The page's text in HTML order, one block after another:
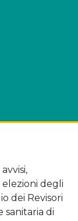
degli
dei Revisori
sanitaria di